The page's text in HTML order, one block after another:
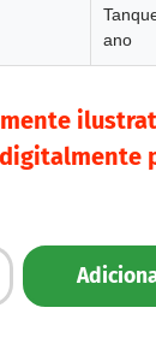
ano
as
a